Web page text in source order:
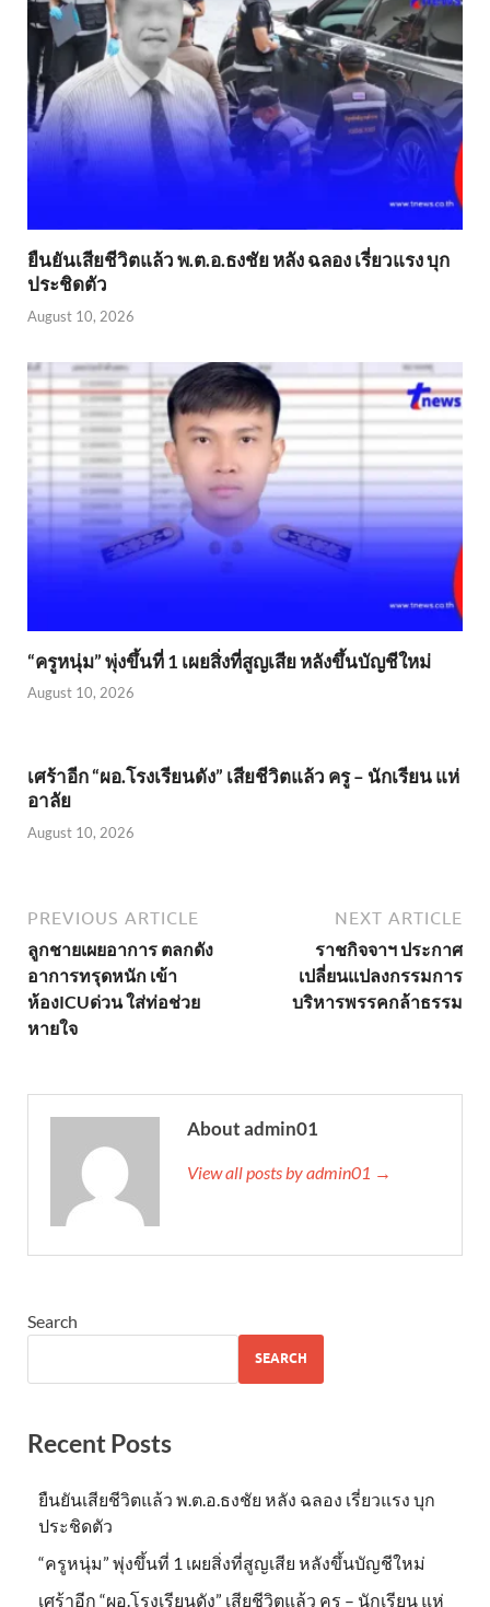
ยืนยันเสียชีวิตแล้ว พ.ต.อ.ธงชัย หลัง ฉลอง เรี่ยวแรง บุก
ประชิดตัว
August 10, 2026
“ครูหนุ่ม” พุ่งขึ้นที่ 1 เผยสิ่งที่สูญเสีย หลังขึ้นบัญชีใหม่
August 10, 2026
เศร้าอีก “ผอ.โรงเรียนดัง” เสียชีวิตแล้ว ครู – นักเรียน แห่
อาลัย
August 10, 2026
PREVIOUS ARTICLE
ลูกชายเผยอาการ ตลกดัง
อาการทรุดหนัก เข้า
ห้องICUด่วน ใส่ท่อช่วย
หายใจ
NEXT ARTICLE
ราชกิจจาฯ ประกาศ
เปลี่ยนแปลงกรรมการ
บริหารพรรคกล้าธรรม
About admin01
View all posts by admin01 →
Search
SEARCH
Recent Posts
ยืนยันเสียชีวิตแล้ว พ.ต.อ.ธงชัย หลัง ฉลอง เรี่ยวแรง บุก
ประชิดตัว
“ครูหนุ่ม” พุ่งขึ้นที่ 1 เผยสิ่งที่สูญเสีย หลังขึ้นบัญชีใหม่
เศร้าอีก “ผอ.โรงเรียนดัง” เสียชีวิตแล้ว ครู – นักเรียน แห่